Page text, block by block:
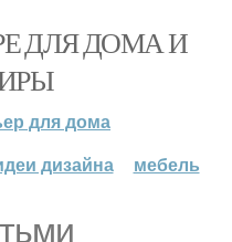
ДЛЯ ДОМА И
для дома
дизайна мебель